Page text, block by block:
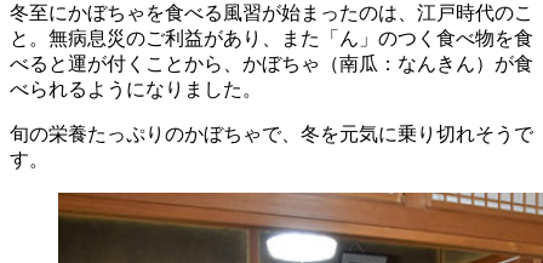
冬至にかぼちゃを食べる風習が始まったのは、江戸時代のこ
と。無病息災のご利益があり、また「ん」のつく食べ物を食
べると運が付くことから、かぼちゃ（南瓜：なんきん）が食
べられるようになりました。
旬の栄養たっぷりのかぼちゃで、冬を元気に乗り切れそうで
す。